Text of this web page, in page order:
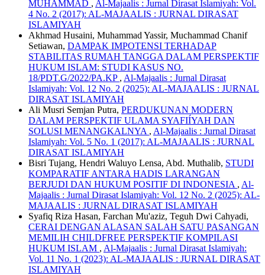
MUHAMMAD , Al-Majaalis : Jurnal Dirasat Islamiyah: Vol.
4 No. 2 (2017): AL-MAJAALIS : JURNAL DIRASAT
ISLAMIYAH
Akhmad Husaini, Muhammad Yassir, Muchammad Chanif
Setiawan, DAMPAK IMPOTENSI TERHADAP
STABILITAS RUMAH TANGGA DALAM PERSPEKTIF
HUKUM ISLAM: STUDI KASUS NO.
18/PDT.G/2022/PA.KP , Al-Majaalis : Jurnal Dirasat
Islamiyah: Vol. 12 No. 2 (2025): AL-MAJAALIS : JURNAL
DIRASAT ISLAMIYAH
Ali Musri Semjan Putra, PERDUKUNAN MODERN
DALAM PERSPEKTIF ULAMA SYAFIÍYAH DAN
SOLUSI MENANGKALNYA , Al-Majaalis : Jurnal Dirasat
Islamiyah: Vol. 5 No. 1 (2017): AL-MAJAALIS : JURNAL
DIRASAT ISLAMIYAH
Bisri Tujang, Hendri Waluyo Lensa, Abd. Muthalib, STUDI
KOMPARATIF ANTARA HADIS LARANGAN
BERJUDI DAN HUKUM POSITIF DI INDONESIA , Al-
Majaalis : Jurnal Dirasat Islamiyah: Vol. 12 No. 2 (2025): AL-
MAJAALIS : JURNAL DIRASAT ISLAMIYAH
Syafiq Riza Hasan, Farchan Mu'aziz, Teguh Dwi Cahyadi,
CERAI DENGAN ALASAN SALAH SATU PASANGAN
MEMILIH CHILDFREE PERSPEKTIF KOMPILASI
HUKUM ISLAM , Al-Majaalis : Jurnal Dirasat Islamiyah:
Vol. 11 No. 1 (2023): AL-MAJAALIS : JURNAL DIRASAT
ISLAMIYAH